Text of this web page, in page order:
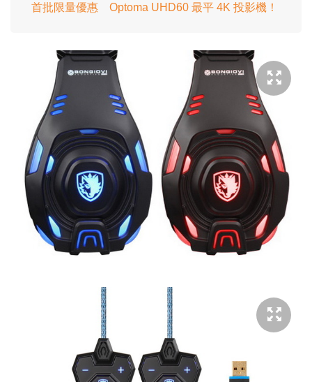
首批限量優惠 Optoma UHD60 最平 4K 投影機！